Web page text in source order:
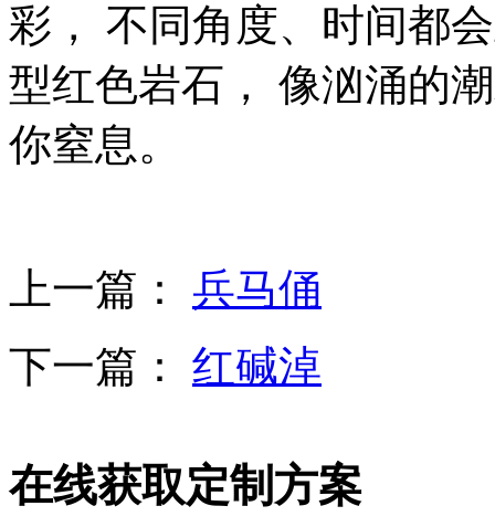
彩， 不同角度、时间都
型红色岩石， 像汹涌的
你窒息。
上一篇： 兵马俑
下一篇： 红碱淖
在线获取定制方案